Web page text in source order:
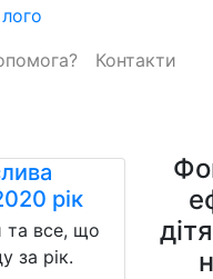
Контакти
рік
та все, що
за рік.